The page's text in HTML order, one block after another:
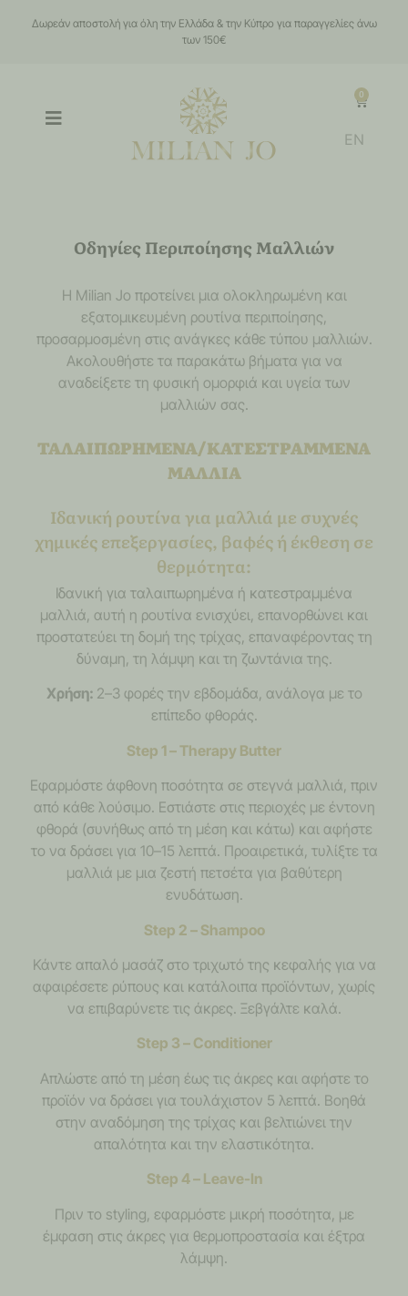
Δωρεάν αποστολή για όλη την Ελλάδα & την Κύπρο για παραγγελίες άνω
των 150€
0
EN
Οδηγίες Περιποίησης Μαλλιών
Η Milian Jo προτείνει μια ολοκληρωμένη και
εξατομικευμένη ρουτίνα περιποίησης,
προσαρμοσμένη στις ανάγκες κάθε τύπου μαλλιών.
Ακολουθήστε τα παρακάτω βήματα για να
αναδείξετε τη φυσική ομορφιά και υγεία των
μαλλιών σας.
ΤΑΛΑΙΠΩΡΗΜΕΝΑ/ΚΑΤΕΣΤΡΑΜΜΕΝΑ
ΜΑΛΛΙΑ
Ιδανική ρουτίνα για μαλλιά με συχνές
χημικές επεξεργασίες, βαφές ή έκθεση σε
θερμότητα:
Ιδανική για ταλαιπωρημένα ή κατεστραμμένα
μαλλιά, αυτή η ρουτίνα ενισχύει, επανορθώνει και
προστατεύει τη δομή της τρίχας, επαναφέροντας τη
δύναμη, τη λάμψη και τη ζωντάνια της.
Χρήση: 2–3 φορές την εβδομάδα, ανάλογα με το
επίπεδο φθοράς.
Step 1 – Therapy Butter
Εφαρμόστε άφθονη ποσότητα σε στεγνά μαλλιά, πριν
από κάθε λούσιμο. Εστιάστε στις περιοχές με έντονη
φθορά (συνήθως από τη μέση και κάτω) και αφήστε
το να δράσει για 10–15 λεπτά. Προαιρετικά, τυλίξτε τα
μαλλιά με μια ζεστή πετσέτα για βαθύτερη
ενυδάτωση.
Step 2 – Shampoo
Κάντε απαλό μασάζ στο τριχωτό της κεφαλής για να
αφαιρέσετε ρύπους και κατάλοιπα προϊόντων, χωρίς
να επιβαρύνετε τις άκρες. Ξεβγάλτε καλά.
Step 3 – Conditioner
Απλώστε από τη μέση έως τις άκρες και αφήστε το
προϊόν να δράσει για τουλάχιστον 5 λεπτά. Βοηθά
στην αναδόμηση της τρίχας και βελτιώνει την
απαλότητα και την ελαστικότητα.
Step 4 – Leave-In
Πριν το styling, εφαρμόστε μικρή ποσότητα, με
έμφαση στις άκρες για θερμοπροστασία και έξτρα
λάμψη.